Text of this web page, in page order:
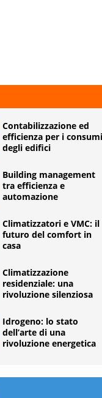
Contabilizzazione ed
efficienza per i consumi
degli edifici
Building management
tra efficienza e
automazione
Climatizzatori e VMC: il
futuro del comfort in
casa
Climatizzazione
residenziale: una
rivoluzione silenziosa
Idrogeno: lo stato
dell’arte di una
rivoluzione energetica